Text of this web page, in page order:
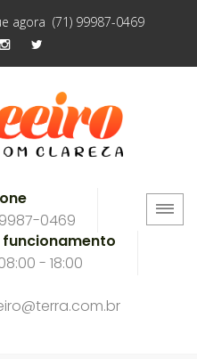
agora (71) 99987-0469
0469
- 18:00